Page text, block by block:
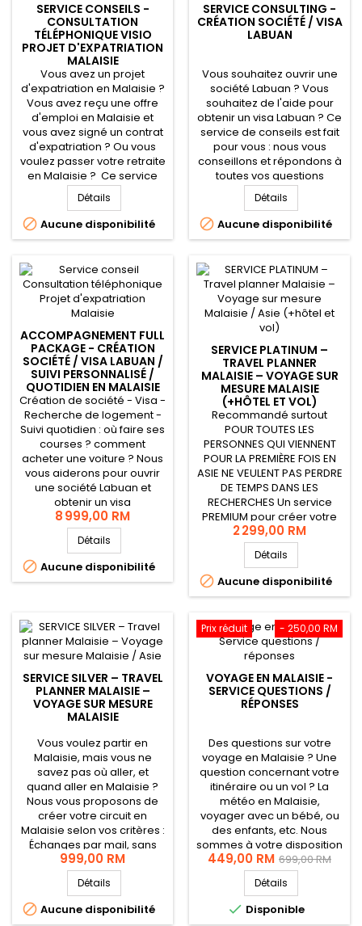
SERVICE CONSEILS -
CONSULTATION
TÉLÉPHONIQUE VISIO
PROJET D'EXPATRIATION
MALAISIE
Vous avez un projet
d'expatriation en Malaisie ?
Vous avez reçu une offre
d'emploi en Malaisie et
vous avez signé un contrat
d'expatriation ? Ou vous
voulez passer votre retraite
en Malaisie ? Ce service
de conseils est fait pour
vous : nous vous
conseillons et répondons à
toutes vos questions
expatriation en Malaisie.
Détails
 Aucune disponibilité
SERVICE CONSULTING -
CRÉATION SOCIÉTÉ / VISA
LABUAN
Vous souhaitez ouvrir une
société Labuan ? Vous
souhaitez de l'aide pour
obtenir un visa Labuan ? Ce
service de conseils est fait
pour vous : nous vous
conseillons et répondons à
toutes vos questions
concernant le visa Labuan,
de la création de la
société, à l'obtention d'un
visa de travail.
Détails
 Aucune disponibilité
ACCOMPAGNEMENT FULL
PACKAGE - CRÉATION
SOCIÉTÉ / VISA LABUAN /
SUIVI PERSONNALISÉ /
QUOTIDIEN EN MALAISIE
Création de société - Visa -
Recherche de logement -
Suivi quotidien : où faire ses
courses ? comment
acheter une voiture ? Nous
vous aiderons pour ouvrir
une société Labuan et
obtenir un visa
Malaisie.Mais nous vous
accompagnons
également dans votre
installation dans votre
nouveau pays, la Malaisie. Il
8 999,00 RM
Détails
 Aucune disponibilité
SERVICE PLATINUM –
TRAVEL PLANNER
MALAISIE – VOYAGE SUR
MESURE MALAISIE
(+HÔTEL ET VOL)
Recommandé surtout
POUR TOUTES LES
PERSONNES QUI VIENNENT
POUR LA PREMIÈRE FOIS EN
ASIE NE VEULENT PAS PERDRE
DE TEMPS DANS LES
RECHERCHES Un service
PREMIUM pour créer votre
voyage en Malaisie de
façon personnalisée. Le
service comprend : Les
échanges privés par
Whatsapp (appels,
sans limite, jusqu'à trouver
votre...
2 299,00 RM
Détails
 Aucune disponibilité
SERVICE SILVER – TRAVEL
PLANNER MALAISIE –
VOYAGE SUR MESURE
MALAISIE
Vous voulez partir en
Malaisie, mais vous ne
savez pas où aller, et
quand aller en Malaisie ?
Nous vous proposons de
créer votre circuit en
Malaisie selon vos critères :
Échanges par mail, sans
limite, jusqu'à trouver votre
circuit. Vidéo récapitulative
du circuit choisi. Nous
resterons joignables par
mail, à tout moment, avant
999,00 RM
Détails
 Aucune disponibilité
- 250,00 RM
Prix réduit
VOYAGE EN MALAISIE -
SERVICE QUESTIONS /
RÉPONSES
Des questions sur votre
voyage en Malaisie ? Une
question concernant votre
itinéraire ou un vol ? La
météo en Malaisie,
voyager avec un bébé, ou
des enfants, etc. Nous
sommes à votre disposition
avec ce service
téléphonique. À travers un
seul appel de 60 minutes
ou 2 appels de 30 minutes,
nous répondrons à vos
449,00 RM 699,00 RM
Détails
 Disponible